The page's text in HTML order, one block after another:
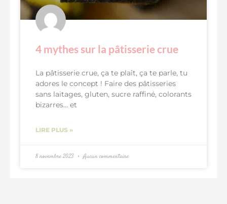
4 mythes sur la pâtisserie crue
La pâtisserie crue, ça te plaît, ça te parle, tu
adores le concept ! Faire des pâtisseries
sans laitages, gluten, sucre raffiné, colorants
bizarres… et
LIRE PLUS »
8 novembre 2023 Aucun commentaire